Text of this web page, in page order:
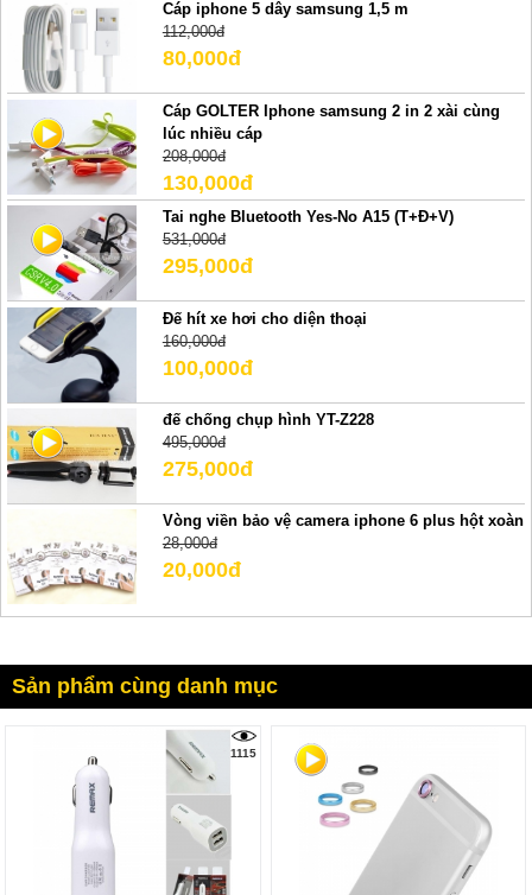
Cáp iphone 5 dây samsung 1,5 m
112,000đ
80,000đ
Cáp GOLTER Iphone samsung 2 in 2 xài cùng
lúc nhiều cáp
208,000đ
130,000đ
Tai nghe Bluetooth Yes-No A15 (T+Đ+V)
531,000đ
295,000đ
Đế hít xe hơi cho diện thoại
160,000đ
100,000đ
đế chống chụp hình YT-Z228
495,000đ
275,000đ
Vòng viền bảo vệ camera iphone 6 plus hột xoàn
28,000đ
20,000đ
Sản phẩm cùng danh mục
1115